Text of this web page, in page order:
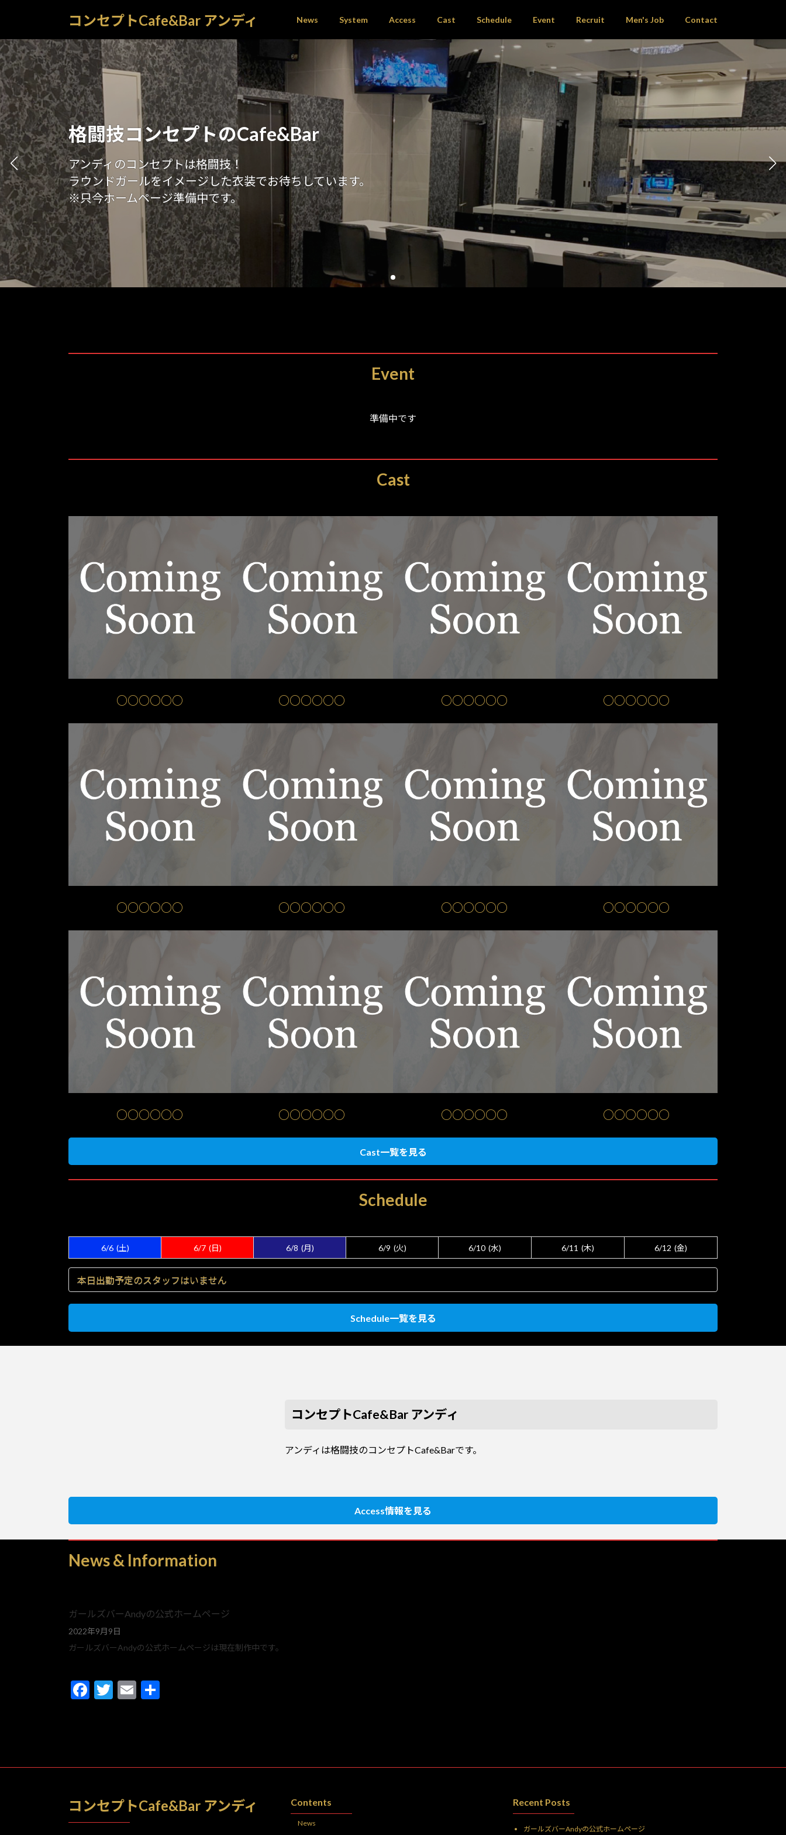
ン
ツ
へ
ス
キ
ッ
プ
ー
シ
ョ
ン
に
移
動
コンセプトCafe&Bar アンディ News System Access Cast Schedule Event Recruit Men's Job Contact
格闘技コンセプトのCafe&Bar
アンディのコンセプトは格闘技！
ラウンドガールをイメージした衣装でお待ちしています。
※只今ホームページ準備中です。
Event
準備中です
Cast
○○○○○○ ○○○○○○ ○○○○○○ ○○○○○○
○○○○○○ ○○○○○○ ○○○○○○ ○○○○○○
○○○○○○ ○○○○○○ ○○○○○○ ○○○○○○
Cast一覧を見る
Schedule
6/6 (土) 6/7 (日) 6/8 (月) 6/9 (火) 6/10 (水) 6/11 (木) 6/12 (金)
本日出勤予定のスタッフはいません
Schedule一覧を見る
コンセプトCafe&Bar アンディ
アンディは格闘技のコンセプトCafe&Barです。
Access情報を見る
News & Information
ガールズバーAndyの公式ホームページ
2022年9月9日
ガールズバーAndyの公式ホームページは現在制作中です。
F
o
k
T
E
コンセプトCafe&Bar アンディ Contents
News
Recent Posts
ガールズバーAndyの公式ホームページ